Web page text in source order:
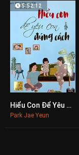
0
5:52:12
Hiểu Con Để Yêu Con Đúng Cách
Park Jae Yeun